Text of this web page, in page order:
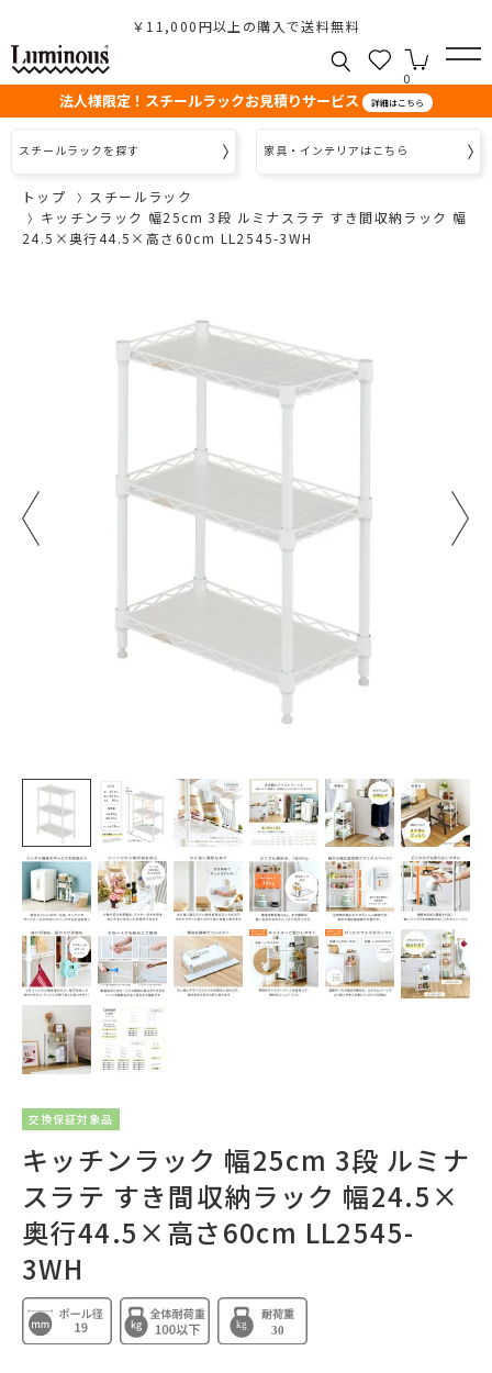
￥11,000円以上の購入で送料無料
0
法人様限定！スチールラックお見積りサービス 詳細はこちら
スチールラックを探す 家具・インテリアはこちら
トップ
スチールラック
キッチンラック 幅25cm 3段 ルミナスラテ すき間収納ラック 幅
24.5×奥行44.5×高さ60cm LL2545-3WH
交換保証対象品
キッチンラック 幅25cm 3段 ルミナ
スラテ すき間収納ラック 幅24.5×
奥行44.5×高さ60cm LL2545-
3WH